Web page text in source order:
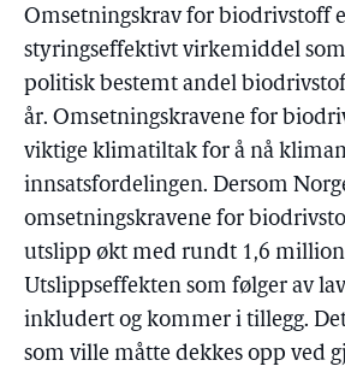
Omsetningskrav for biodrivstoff
styringseffektivt virkemiddel
politisk bestemt andel
år. Omsetningskravene for
viktige klimatiltak for å nå
innsatsfordelingen. Dersom
omsetningskravene for
utslipp økt med rundt 1,6
Utslippseffekten som følger av
inkludert og kommer i tillegg.
som ville måtte dekkes opp ved